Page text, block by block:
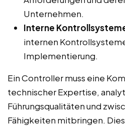
Unternehmen.
Interne
internen
Implementierung.
Ein Controller muss eine
technischer Expertise,
Führungsqualitäten und
Fähigkeiten mitbringen.